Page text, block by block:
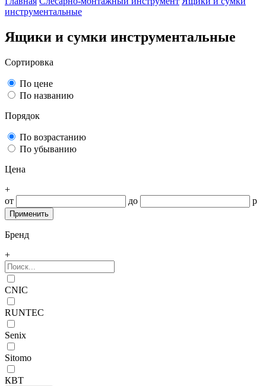
инструментальные
Ящики и сумки инструментальные
Сортировка
По цене
По названию
Порядок
По возрастанию
По убыванию
Цена
+
от
до р
Бренд
+
CNIC
RUNTEC
Senix
Sitomo
КВТ